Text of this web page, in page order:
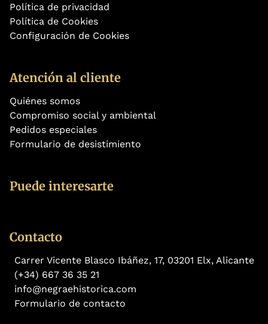
Política de privacidad
Política de Cookies
Configuración de Cookies
Atención al cliente
Quiénes somos
Compromiso social y ambiental
Pedidos especiales
Formulario de desistimiento
Puede interesarte
Contacto
Carrer Vicente Blasco Ibáñez, 17, 03201 Elx, Alicante
(+34) 667 36 35 21
info@negraehistorica.com
Formulario de contacto